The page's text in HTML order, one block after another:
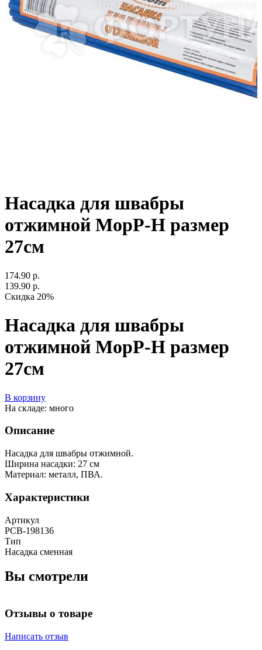
Насадка для швабры
отжимной МорР-Н размер
27см
174.90 р.
139.90 р.
Скидка 20%
Насадка для швабры
отжимной МорР-Н размер
27см
В корзину
На складе: много
Описание
Насадка для швабры отжимной.
Ширина насадки: 27 см
Материал: металл, ПВА.
Характеристики
Артикул
РСВ-198136
Тип
Насадка сменная
Вы смотрели
Отзывы о товаре
Написать отзыв